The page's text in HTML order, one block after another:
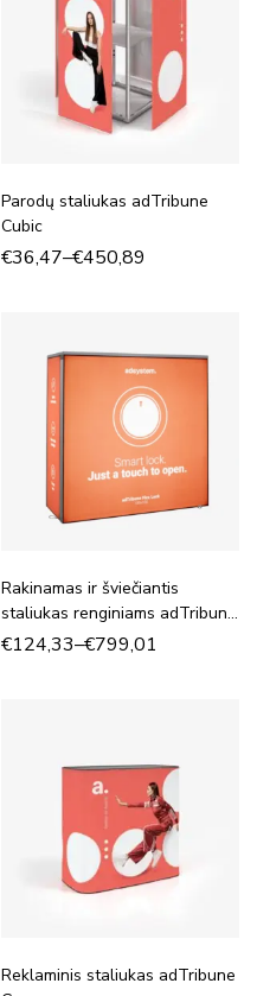
Parodų staliukas adTribune
Cubic
€36,47–€450,89
Rakinamas ir šviečiantis
staliukas renginiams adTribune
Flex Lock
€124,33–€799,01
Reklaminis staliukas adTribune